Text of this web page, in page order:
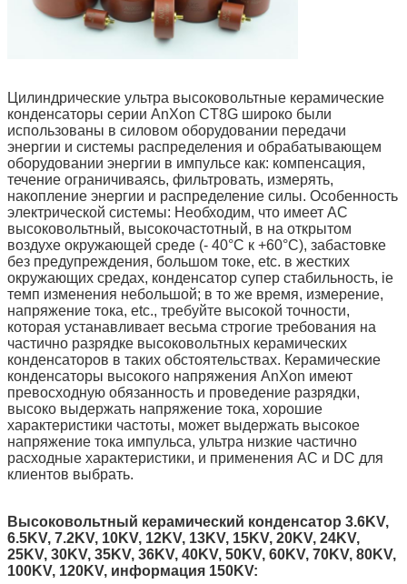
Цилиндрические ультра высоковольтные керамические
конденсаторы серии AnXon CT8G широко были
использованы в силовом оборудовании передачи
энергии и системы распределения и обрабатывающем
оборудовании энергии в импульсе как: компенсация,
течение ограничиваясь, фильтровать, измерять,
накопление энергии и распределение силы. Особенность
электрической системы: Необходим, что имеет AC
высоковольтный, высокочастотный, в на открытом
воздухе окружающей среде (- 40°C к +60°C), забастовке
без предупреждения, большом токе, etc. в жестких
окружающих средах, конденсатор супер стабильность, ie
темп изменения небольшой; в то же время, измерение,
напряжение тока, etc., требуйте высокой точности,
которая устанавливает весьма строгие требования на
частично разрядке высоковольтных керамических
конденсаторов в таких обстоятельствах. Керамические
конденсаторы высокого напряжения AnXon имеют
превосходную обязанность и проведение разрядки,
высоко выдержать напряжение тока, хорошие
характеристики частоты, может выдержать высокое
напряжение тока импульса, ультра низкие частично
расходные характеристики, и применения AC и DC для
клиентов выбрать.
Высоковольтный керамический конденсатор 3.6KV,
6.5KV, 7.2KV, 10KV, 12KV, 13KV, 15KV, 20KV, 24KV,
25KV, 30KV, 35KV, 36KV, 40KV, 50KV, 60KV, 70KV, 80KV,
100KV, 120KV, информация 150KV: